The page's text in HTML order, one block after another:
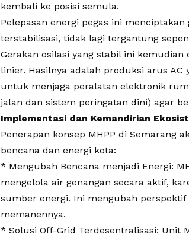
kembali ke posisi semula.
Pelepasan energi pegas ini
terstabilisasi, tidak lagi tergantung
Gerakan osilasi yang stabil ini
linier. Hasilnya adalah produksi arus
untuk menjaga peralatan elektronik
jalan dan sistem peringatan dini) agar
Implementasi dan Kemandirian
Penerapan konsep MHPP di Semarang
bencana dan energi kota:
* Mengubah Bencana menjadi Energi:
mengelola air genangan secara aktif,
sumber energi. Ini mengubah
memanennya.
* Solusi Off-Grid Terdesentralisasi: Unit